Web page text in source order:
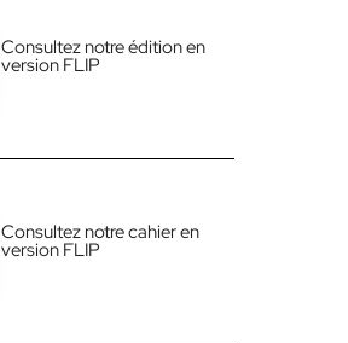
Consultez notre édition en
version FLIP
Consultez notre cahier en
version FLIP